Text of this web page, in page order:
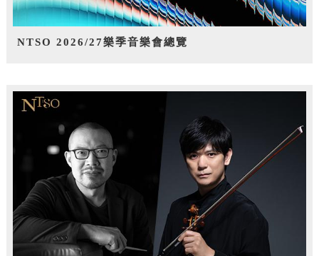
NTSO 2026/27樂季音樂會總覽